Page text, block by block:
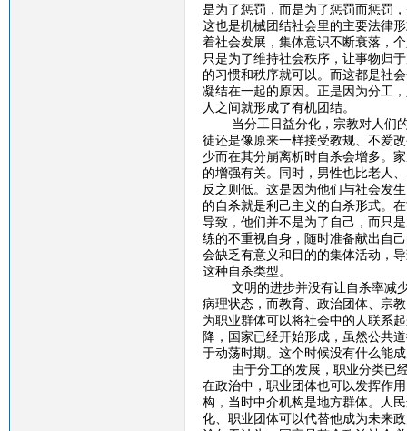
是为了惩罚，而是为了惩罚而惩罚
这也是机械团结社会里的主要法律
着社会发展，集体意识不断衰落，
只是为了维持社会秩序，让事物归
的习惯和秩序就可以。而这都是社
凝结在一起的原因。正是因为分工
人之间就形成了有机团结。
当分工日益分化，宗教对人们的
徒还是像原来一样接受教规、不爱
少而在其分崩离析时自杀会增多。
的增强有关。同时，男性也比老人
反之则低。这是因为他们与社会发
的自杀就是利己主义的自杀形式。
导致，他们并不是为了自己，而只
练的不重视自身，随时准备献出自
会缺乏有意义和目的的集体活动，
这种自杀类型。
文明的进步并没有让自杀率减少
病理状态，而教育、政治团体、宗
为职业群体可以将社会中的人联系
降，国家已经开始形成，虽然公共
于动荡时期。这个时候没有什么能
由于分工的发展，职业分类已经
在政治中，职业团体也可以发挥作
构，当时中介机构是地方群体。人
化、职业团体可以代替他成为未来